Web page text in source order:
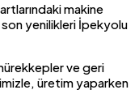
makine
yenilikleri İpekyolu
ve geri
üretim yaparken